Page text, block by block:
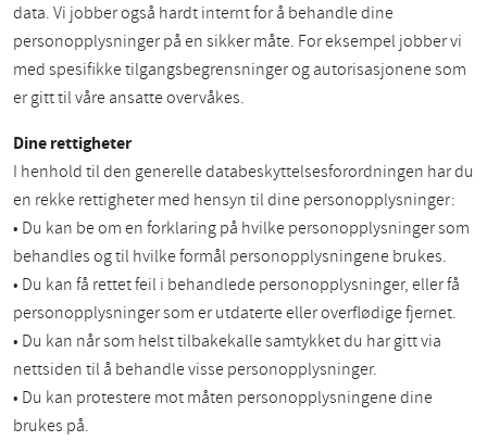
data. Vi jobber også hardt internt for å behandle dine
personopplysninger på en sikker måte. For eksempel jobber vi
med spesifikke tilgangsbegrensninger og autorisasjonene som
er gitt til våre ansatte overvåkes.
Dine rettigheter
I henhold til den generelle databeskyttelsesforordningen har du
en rekke rettigheter med hensyn til dine personopplysninger:
• Du kan be om en forklaring på hvilke personopplysninger som
behandles og til hvilke formål personopplysningene brukes.
• Du kan få rettet feil i behandlede personopplysninger, eller få
personopplysninger som er utdaterte eller overflødige fjernet.
• Du kan når som helst tilbakekalle samtykket du har gitt via
nettsiden til å behandle visse personopplysninger.
• Du kan protestere mot måten personopplysningene dine
brukes på.